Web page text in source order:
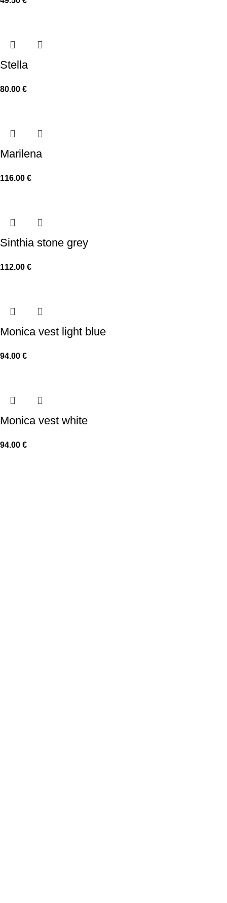
Stella
80.00 €
Marilena
116.00 €
Sinthia stone grey
112.00 €
Monica vest light blue
94.00 €
Monica vest white
94.00 €